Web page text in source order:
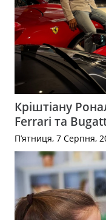
Кріштіану
Ferrari та
П’ятниця, 7 Серпня,